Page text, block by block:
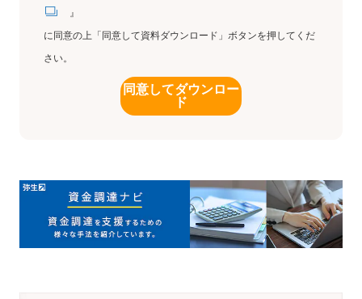
』
に同意の上「同意して資料ダウンロード」ボタンを押してくだ
さい。
同意してダウンロー
ド